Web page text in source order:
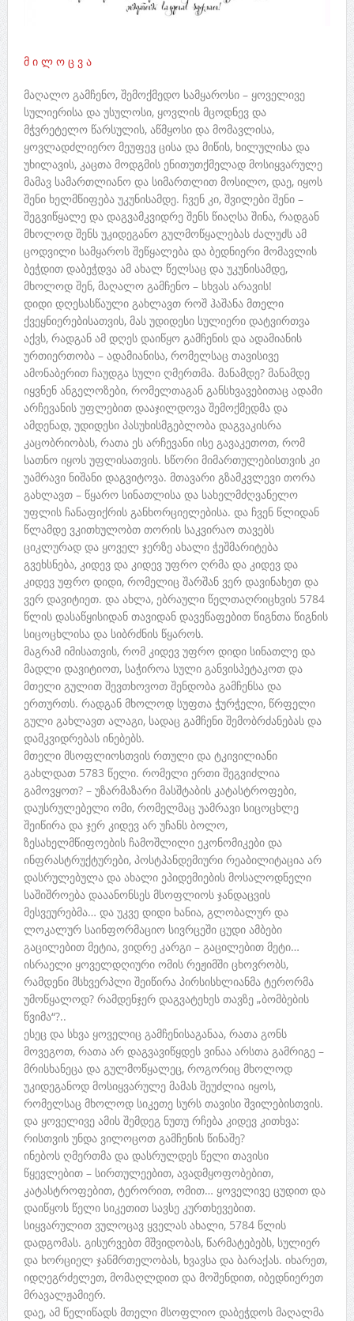
მ ი ლ ო ც ვ ა
მაღალო გამჩენო, შემოქმედო სამყაროსი – ყოველივე
სულიერისა და უსულოსი, ყოვლის მცოდნევ და
მჭვრეტელო წარსულის, აწმყოსი და მომავლისა,
ყოვლადძლიერო მეუფევ ცისა და მიწის, ხილულისა და
უხილავის, კაცთა მოდგმის ენითუთქმელად მოსიყვარულე
მამავ სამართლიანო და სიმართლით მოსილო, დაე, იყოს
შენი ხელმწიფება უკუნისამდე. ჩვენ კი, შვილები შენი –
შეგვიწყალე და დაგვამკვიდრე შენს წიაღსა შინა, რადგან
მხოლოდ შენს უკიდეგანო გულმოწყალებას ძალუძს ამ
ცოდვილი სამყაროს შეწყალება და ბედნიერი მომავლის
ბეჭდით დაბეჭდვა ამ ახალ წელსაც და უკუნისამდე,
მხოლოდ შენ, მაღალო გამჩენო – სხვას არავის!
დიდი დღესასწაული გახლავთ როშ ჰაშანა მთელი
ქვეყნიერებისათვის, მას უდიდესი სულიერი დატვირთვა
აქვს, რადგან ამ დღეს დაიწყო გამჩენის და ადამიანის
ურთიერთობა – ადამიანისა, რომელსაც თავისივე
ამონაბერით ჩაუდგა სული ღმერთმა. მანამდე? მანამდე
იყვნენ ანგელოზები, რომელთაგან განსხვავებითაც ადამი
არჩევანის უფლებით დააჯილდოვა შემოქმედმა და
ამდენად, უდიდესი პასუხისმგებლობა დაგვაკისრა
კაცობრიობას, რათა ეს არჩევანი ისე გავაკეთოთ, რომ
სათნო იყოს უფლისათვის. სწორი მიმართულებისთვის კი
უამრავი ნიშანი დაგვიტოვა. მთავარი გზამკვლევი თორა
გახლავთ – წყარო სინათლისა და სახელმძღვანელო
უფლის ჩანაფიქრის განხორციელებისა. და ჩვენ წლიდან
წლამდე ვკითხულობთ თორის საკვირაო თავებს
ციკლურად და ყოველ ჯერზე ახალი ჭეშმარიტება
გვეხსნება, კიდევ და კიდევ უფრო ღრმა და კიდევ და
კიდევ უფრო დიდი, რომელიც შარშან ვერ დავინახეთ და
ვერ დავიტიეთ. და ახლა, ებრაული წელთაღრიცხვის 5784
წლის დასაწყისიდან თავიდან დავეწაფებით წიგნთა წიგნის
სიცოცხლისა და სიბრძნის წყაროს.
მაგრამ იმისათვის, რომ კიდევ უფრო დიდი სინათლე და
მადლი დავიტიოთ, საჭიროა სული განვისპეტაკოთ და
მთელი გულით შევთხოვოთ შენდობა გამჩენსა და
ერთურთს. რადგან მხოლოდ სუფთა ჭურჭელი, წრფელი
გული გახლავთ ალაგი, სადაც გამჩენი შემობრძანებას და
დამკვიდრებას ინებებს.
მთელი მსოფლიოსთვის რთული და ტკივილიანი
გახლდათ 5783 წელი. რომელი ერთი შეგვიძლია
გამოვყოთ? – უზარმაზარი მასშტაბის კატასტროფები,
დაუსრულებელი ომი, რომელმაც უამრავი სიცოცხლე
შეიწირა და ჯერ კიდევ არ უჩანს ბოლო,
ზესახელმწიფოების ჩამოშლილი ეკონომიკები და
ინფრასტრუქტურები, პოსტპანდემიური რეაბილიტაცია არ
დასრულებულა და ახალი ეპიდემიების მოსალოდნელი
საშიშროება დააანონსეს მსოფლიოს ჯანდაცვის
მესვეურებმა… და უკვე დიდი ხანია, გლობალურ და
ლოკალურ საინფორმაციო სივრცეში ცუდი ამბები
გაცილებით მეტია, ვიდრე კარგი – გაცილებით მეტი…
ისრაელი ყოველდღიური ომის რეჟიმში ცხოვრობს,
რამდენი მსხვერპლი შეიწირა პირსისხლიანმა ტერორმა
უმოწყალოდ? რამდენჯერ დაგვატეხეს თავზე „ბომბების
წვიმა“?..
ესეც და სხვა ყოველიც გამჩენისაგანაა, რათა გონს
მოვეგოთ, რათა არ დაგვავიწყდეს ვინაა არსთა გამრიგე –
მრისხანეცა და გულმოწყალეც, როგორიც მხოლოდ
უკიდეგანოდ მოსიყვარულე მამას შეუძლია იყოს,
რომელსაც მხოლოდ სიკეთე სურს თავისი შვილებისთვის.
და ყოველივე ამის შემდეგ ნუთუ რჩება კიდევ კითხვა:
რისთვის უნდა ვილოცოთ გამჩენის წინაშე?
ინებოს ღმერთმა და დასრულდეს წელი თავისი
წყევლებით – სირთულეებით, ავადმყოფობებით,
კატასტროფებით, ტერორით, ომით… ყოველივე ცუდით და
დაიწყოს წელი სიკეთით სავსე კურთხევებით.
სიყვარულით ვულოცავ ყველას ახალი, 5784 წლის
დადგომას. გისურვებთ მშვიდობას, წარმატებებს, სულიერ
და ხორციელ ჯანმრთელობას, ხვავსა და ბარაქას. იხარეთ,
იდღეგრძელეთ, მომაღლდით და მოშენდით, იბედნიერეთ
მრავალჟამიერ.
დაე, ამ წელიწადს მთელი მსოფლიო დაბეჭდოს მაღალმა